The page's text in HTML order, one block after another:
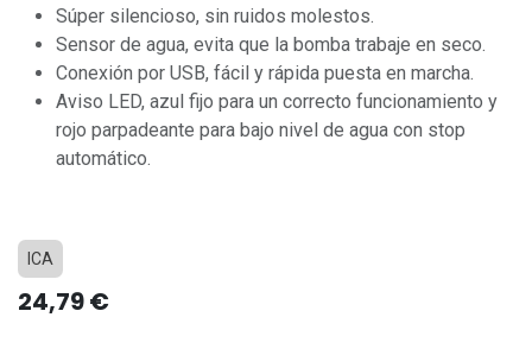
Súper silencioso, sin ruidos molestos.
Sensor de agua, evita que la bomba trabaje en seco.
Conexión por USB, fácil y rápida puesta en marcha.
Aviso LED, azul fijo para un correcto funcionamiento y
rojo parpadeante para bajo nivel de agua con stop
automático.
ICA
24,79€